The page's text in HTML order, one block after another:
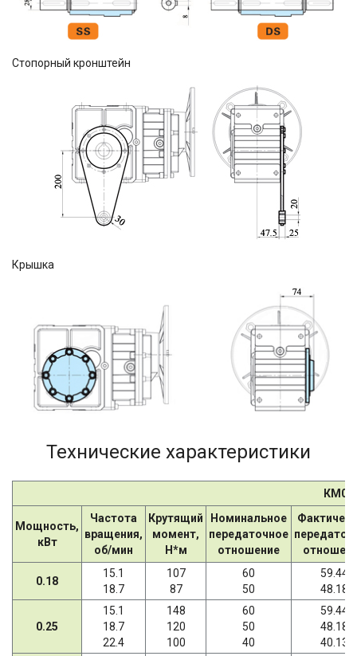
Стопорный кронштейн
Крышка
Технические характеристики
Мощность,
кВт
Частота
вращения,
об/мин
Крутящий
момент,
Н*м
Номинальное
передаточное
отношение
0.18
15.1
18.7
107
87
60
50
59.44
48.18
0.25
15.1
18.7
22.4
148
120
100
60
50
40
59.44
48.18
40.13